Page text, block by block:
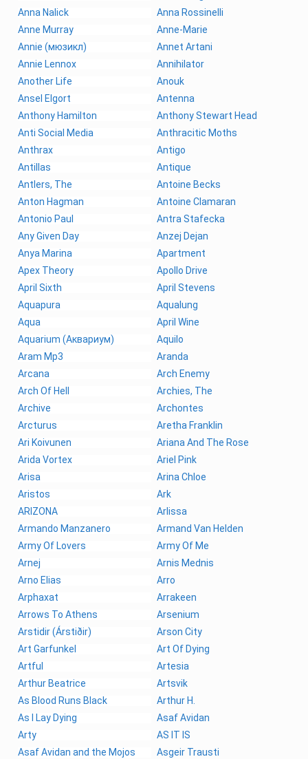
Anna Nalick
Anna Rossinelli
Anne Murray
Anne-Marie
Annie (мюзикл)
Annet Artani
Annie Lennox
Annihilator
Another Life
Anouk
Ansel Elgort
Antenna
Anthony Hamilton
Anthony Stewart Head
Anti Social Media
Anthracitic Moths
Anthrax
Antigo
Antillas
Antique
Antlers, The
Antoine Becks
Anton Hagman
Antoine Clamaran
Antonio Paul
Antra Stafecka
Any Given Day
Anzej Dejan
Anya Marina
Apartment
Apex Theory
Apollo Drive
April Sixth
April Stevens
Aquapura
Aqualung
Aqua
April Wine
Aquarium (Аквариум)
Aquilo
Aram Mp3
Aranda
Arcana
Arch Enemy
Arch Of Hell
Archies, The
Archive
Archontes
Arcturus
Aretha Franklin
Ari Koivunen
Ariana And The Rose
Arida Vortex
Ariel Pink
Arisa
Arina Chloe
Aristos
Ark
ARIZONA
Arlissa
Armando Manzanero
Armand Van Helden
Army Of Lovers
Army Of Me
Arnej
Arnis Mednis
Arno Elias
Arro
Arphaxat
Arrakeen
Arrows To Athens
Arsenium
Arstidir (Árstiðir)
Arson City
Art Garfunkel
Art Of Dying
Artful
Artesia
Arthur Beatrice
Artsvik
As Blood Runs Black
Arthur H.
As I Lay Dying
Asaf Avidan
Arty
AS IT IS
Asaf Avidan and the Mojos
Asgeir Trausti